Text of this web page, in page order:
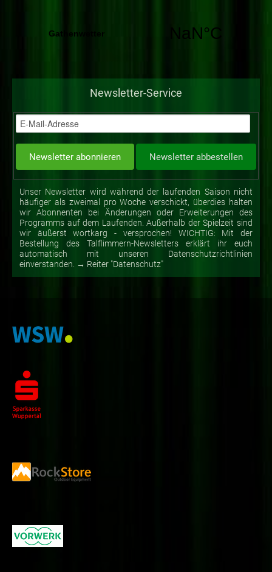
Newsletter-Service
Unser Newsletter wird während der laufenden Saison nicht
häufiger als zweimal pro Woche verschickt, überdies halten
wir Abonnenten bei Änderungen oder Erweiterungen des
Programms auf dem Laufenden. Außerhalb der Spielzeit sind
wir äußerst wortkarg - versprochen! WICHTIG: Mit der
Bestellung des Talflimmern-Newsletters erklärt ihr euch
automatisch mit unseren Datenschutzrichtlinien
einverstanden. → Reiter "Datenschutz"